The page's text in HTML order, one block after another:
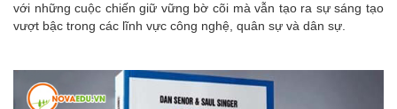
với những cuộc chiến giữ vững bờ cõi mà vẫn tạo ra sự sáng tạo
vượt bậc trong các lĩnh vực công nghệ, quân sự và dân sự.